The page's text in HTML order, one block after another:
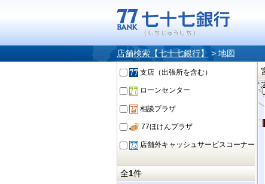
店舗検索【七十七銀行】 > 地図
支店（出張所を含む）
ローンセンター
相談プラザ
77ほけんプラザ
店舗外キャッシュサービスコーナー
全1件